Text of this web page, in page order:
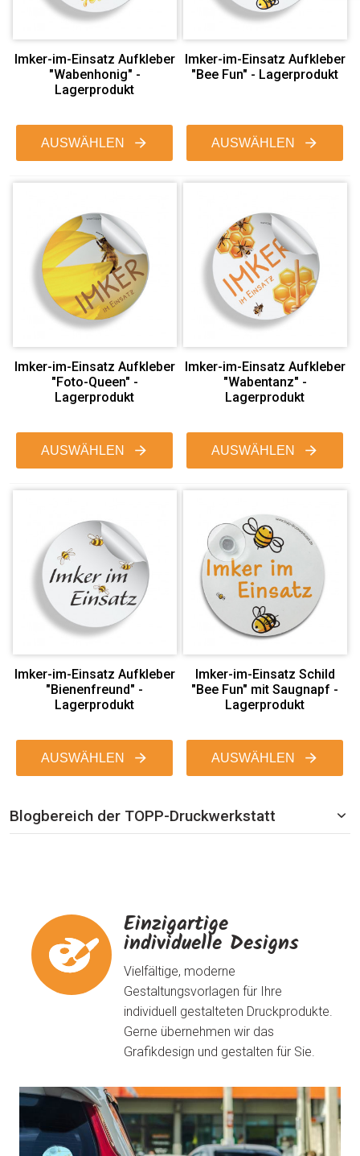
Imker-im-Einsatz Aufkleber
"Wabenhonig" -
Lagerprodukt
AUSWÄHLEN
Imker-im-Einsatz Aufkleber
"Bee Fun" - Lagerprodukt
AUSWÄHLEN
Imker-im-Einsatz Aufkleber
"Foto-Queen" -
Lagerprodukt
AUSWÄHLEN
Imker-im-Einsatz Aufkleber
"Wabentanz" -
Lagerprodukt
AUSWÄHLEN
Imker-im-Einsatz Aufkleber
"Bienenfreund" -
Lagerprodukt
AUSWÄHLEN
Imker-im-Einsatz Schild
"Bee Fun" mit Saugnapf -
Lagerprodukt
AUSWÄHLEN
Blogbereich der TOPP-Druckwerkstatt
Einzigartige
individuelle Designs
Vielfältige, moderne
Gestaltungsvorlagen für Ihre
individuell gestalteten Druckprodukte.
Gerne übernehmen wir das
Grafikdesign und gestalten für Sie.